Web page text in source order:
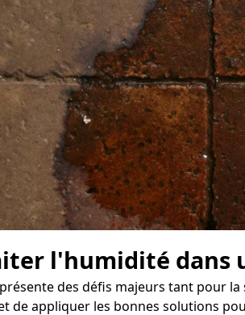
l'humidité dans
des défis majeurs tant pour
de appliquer les bonnes solutions